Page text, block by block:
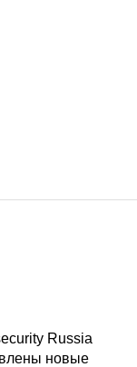
Russia
новые